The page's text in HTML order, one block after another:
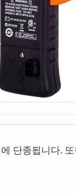
단종됩니다.